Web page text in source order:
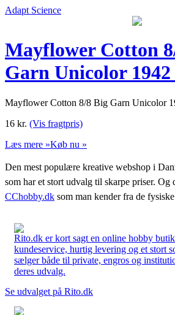
Adapt Science
Mayflower Cotton
Garn Unicolor 1942
Mayflower Cotton 8/8 Big Garn Unicolor
16 kr. (Vis fragtpris)
Læs mere »Køb nu »
Den mest populære kreative webshop i
som har et stort udvalg til skarpe priser. Og
CChobby.dk som man kender fra de
Rito.dk er kort sagt en online hobby
kundeservice, hurtig levering og et stort
sælger både til private, engros og
deres udvalg.
Se udvalget på Rito.dk